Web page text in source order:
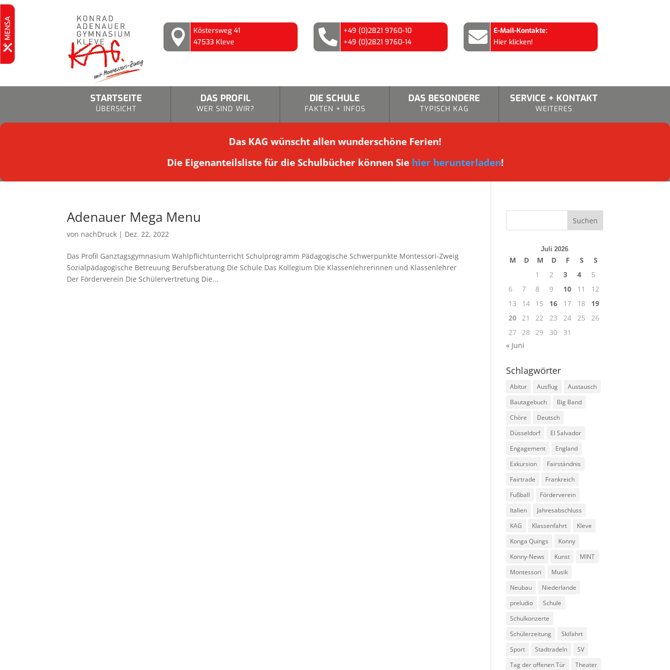

Köstersweg 41
47533 Kleve

+49 (0)2821 9760-10
+49 (0)2821 9760-14

E-Mail-Kontakte:
Hier klicken!
STARTSEITE
ÜBERSICHT
DAS PROFIL
WER SIND WIR?
DIE SCHULE
FAKTEN + INFOS
DAS BESONDERE
TYPISCH KAG
SERVICE + KONTAKT
WEITERES
Das KAG wünscht allen wunderschöne Ferien!
Die Eigenanteilsliste für die Schulbücher können Sie hier herunterladen!
Adenauer Mega Menu
von nachDruck | Dez. 22, 2022
Das Profil Ganztagsgymnasium Wahlpflichtunterricht Schulprogramm Pädagogische Schwerpunkte Montessori-Zweig
Sozialpädagogische Betreuung Berufsberatung Die Schule Das Kollegium Die Klassenlehrerinnen und Klassenlehrer
Der Förderverein Die Schülervertretung Die...
Juli 2026
M D M D F S
S
1
2 3 4
5
6
7 8 9 10 11
12
13
14 15 16 17 18
19
20 21 22 23 24 25
26
27 28 29 30
31
« Juni
Schlagwörter
Abitur Ausflug
Austausch
Bautagebuch
Big Band
Chöre
Deutsch
Düsseldorf
El Salvador
Engagement
England
Exkursion
Fairständnis
Fairtrade
Frankreich
Fußball
Förderverein
Italien
Jahresabschluss
KAG
Klassenfahrt
Kleve
Konga Quings
Konny
Konny-News
Kunst
MINT
Montessori
Musik
Neubau
Niederlande
preludio
Schule
Schulkonzerte
Schülerzeitung
Skifahrt
Sport
Stadtradeln
SV
Tag der offenen Tür
Theater